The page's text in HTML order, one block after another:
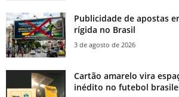
Publicidade de apostas
rígida no Brasil
3 de agosto de 2026
Cartão amarelo vira
inédito no futebol